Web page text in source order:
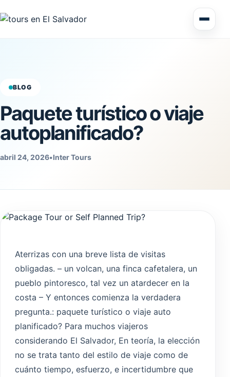
Excursiones en tierra
Nicaragua
Guatemala
BLOG
Paquete turístico o viaje
autoplanificado?
abril 24, 2026•Inter Tours
Aterrizas con una breve lista de visitas
obligadas. – un volcan, una finca cafetalera, un
pueblo pintoresco, tal vez un atardecer en la
costa – Y entonces comienza la verdadera
pregunta.: paquete turístico o viaje auto
planificado? Para muchos viajeros
considerando El Salvador, En teoría, la elección
no se trata tanto del estilo de viaje como de
cuánto tiempo, esfuerzo, e incertidumbre que